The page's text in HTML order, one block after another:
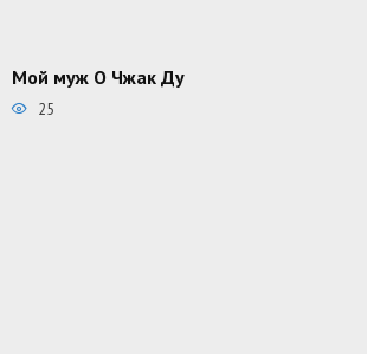
Мой муж О Чжак Ду
25